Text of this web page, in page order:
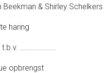
& Shirley Schelkers
haring
t.b.v. ………………….
opbrengst